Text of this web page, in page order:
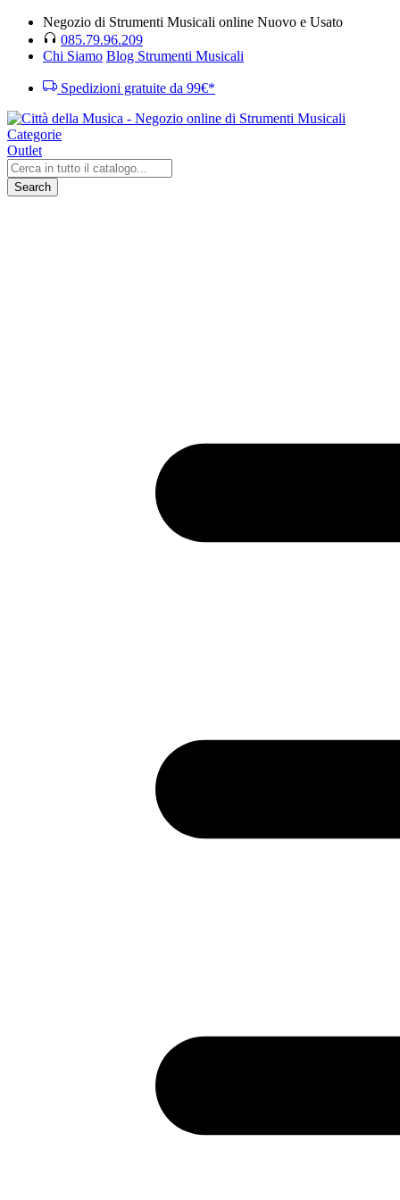
Negozio di Strumenti Musicali online Nuovo e Usato
085.79.96.209
Chi Siamo Blog Strumenti Musicali
Spedizioni gratuite da 99€*
Categorie
Outlet
Search